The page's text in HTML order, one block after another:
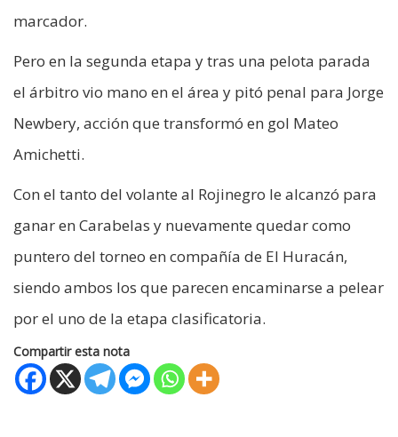
marcador.
Pero en la segunda etapa y tras una pelota parada
el árbitro vio mano en el área y pitó penal para Jorge
Newbery, acción que transformó en gol Mateo
Amichetti.
Con el tanto del volante al Rojinegro le alcanzó para
ganar en Carabelas y nuevamente quedar como
puntero del torneo en compañía de El Huracán,
siendo ambos los que parecen encaminarse a pelear
por el uno de la etapa clasificatoria.
Compartir esta nota